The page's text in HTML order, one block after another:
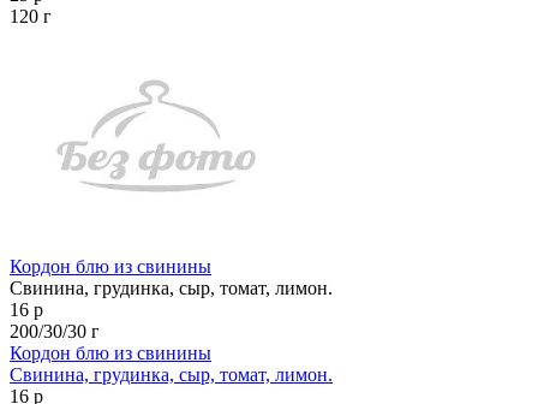
120 г
Кордон блю из свинины
Свинина, грудинка, сыр, томат, лимон.
16 р
200/30/30 г
Кордон блю из свинины
Свинина, грудинка, сыр, томат, лимон.
16 р